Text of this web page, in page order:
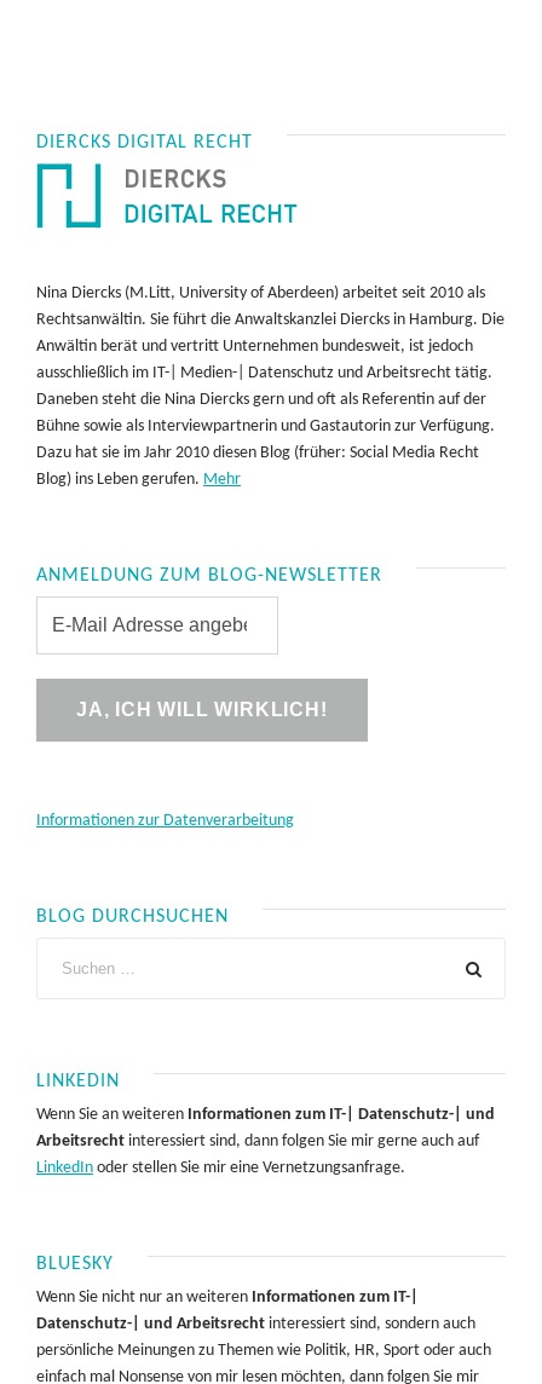
DIERCKS DIGITAL RECHT
Nina Diercks (M.Litt, University of Aberdeen) arbeitet seit 2010 als
Rechtsanwältin. Sie führt die Anwaltskanzlei Diercks in Hamburg. Die
Anwältin berät und vertritt Unternehmen bundesweit, ist jedoch
ausschließlich im IT-| Medien-| Datenschutz und Arbeitsrecht tätig.
Daneben steht die Nina Diercks gern und oft als Referentin auf der
Bühne sowie als Interviewpartnerin und Gastautorin zur Verfügung.
Dazu hat sie im Jahr 2010 diesen Blog (früher: Social Media Recht
Blog) ins Leben gerufen. Mehr
ANMELDUNG ZUM BLOG-NEWSLETTER
Informationen zur Datenverarbeitung
BLOG DURCHSUCHEN
LINKEDIN
Wenn Sie an weiteren Informationen zum IT-| Datenschutz-| und
Arbeitsrecht interessiert sind, dann folgen Sie mir gerne auch auf
LinkedIn oder stellen Sie mir eine Vernetzungsanfrage.
BLUESKY
Wenn Sie nicht nur an weiteren Informationen zum IT-|
Datenschutz-| und Arbeitsrecht interessiert sind, sondern auch
persönliche Meinungen zu Themen wie Politik, HR, Sport oder auch
einfach mal Nonsense von mir lesen möchten, dann folgen Sie mir